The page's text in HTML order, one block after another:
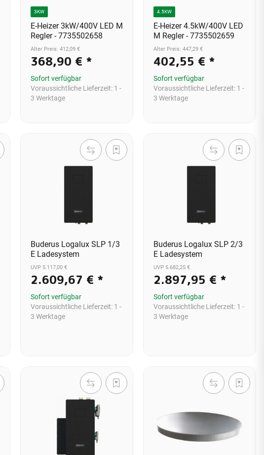
3KW
E-Heizer 3kW/400V LED M
Regler - 7735502658
Alter Preis: 412,09 €
368,90 € *
Sofort verfügbar
Voraussichtliche Lieferzeit: 1 -
3 Werktage
4.5KW
E-Heizer 4.5kW/400V LED
M Regler - 7735502659
Alter Preis: 447,29 €
402,55 € *
Sofort verfügbar
Voraussichtliche Lieferzeit: 1 -
3 Werktage
Buderus Logalux SLP 1/3
E Ladesystem
UVP 5.117,00 €
2.609,67 € *
Sofort verfügbar
Voraussichtliche Lieferzeit: 1 -
3 Werktage
Buderus Logalux SLP 2/3
E Ladesystem
UVP 5.682,25 €
2.897,95 € *
Sofort verfügbar
Voraussichtliche Lieferzeit: 1 -
3 Werktage